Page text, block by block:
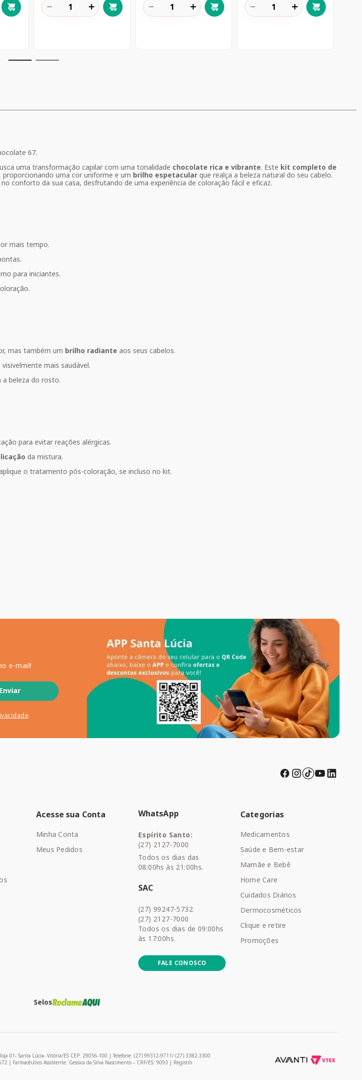
＋
－ ＋
－ ＋
－
67.
uma transformação capilar com uma tonalidade chocolate rica e vibrante. Este kit completo de
proporcionando uma cor uniforme e um brilho espetacular que realça a beleza natural do seu cabelo.
conforto da sua casa, desfrutando de uma experiência de coloração fácil e eficaz.
mais tempo.
para iniciantes.
mas também um brilho radiante aos seus cabelos.
mais saudável.
a beleza do rosto.
para evitar reações alérgicas.
da mistura.
o tratamento pós-coloração, se incluso no kit.
e-mail!
Enviar
.
Acesse sua Conta
Minha Conta
Meus Pedidos
WhatsApp
Espírito Santo:
(27) 2127-7000
Todos os dias das
08:00hs às 21:00hs.
SAC
(27) 99247-5732
(27) 2127-7000
Todos os dias de 09:00hs
às 17:00hs.
FALE CONOSCO
Categorias
Medicamentos
Saúde e Bem-estar
Mamãe e Bebê
Home Care
Cuidados Diários
Dermocosméticos
Clique e retire
Promoções
Selos
01- Santa Lúcia- Vitória/ES CEP: 29056-100 | Telefone: (27) 99312-9711/ (27) 3382-3300
| Farmacêutico Assistente: Gessica da Silva Nascimento – CRF/ES: 9093 | Registro